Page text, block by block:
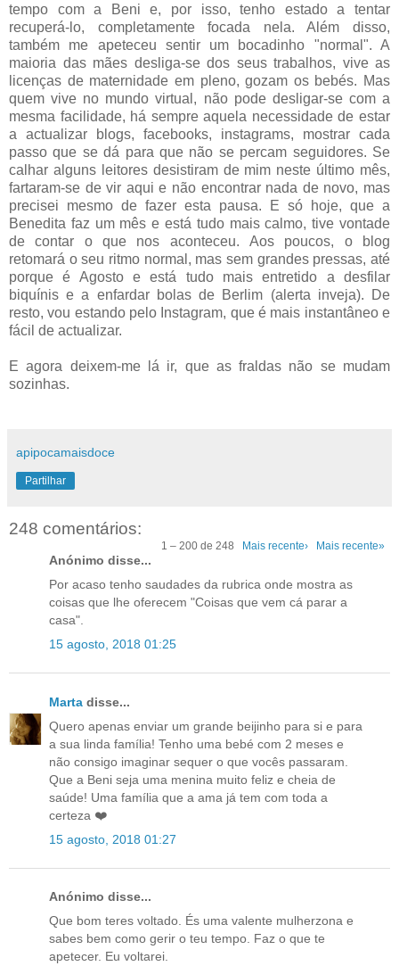
tempo com a Beni e, por isso, tenho estado a tentar
recuperá-lo, completamente focada nela. Além disso,
também me apeteceu sentir um bocadinho "normal". A
maioria das mães desliga-se dos seus trabalhos, vive as
licenças de maternidade em pleno, gozam os bebés. Mas
quem vive no mundo virtual, não pode desligar-se com a
mesma facilidade, há sempre aquela necessidade de estar
a actualizar blogs, facebooks, instagrams, mostrar cada
passo que se dá para que não se percam seguidores. Se
calhar alguns leitores desistiram de mim neste último mês,
fartaram-se de vir aqui e não encontrar nada de novo, mas
precisei mesmo de fazer esta pausa. E só hoje, que a
Benedita faz um mês e está tudo mais calmo, tive vontade
de contar o que nos aconteceu. Aos poucos, o blog
retomará o seu ritmo normal, mas sem grandes pressas, até
porque é Agosto e está tudo mais entretido a desfilar
biquínis e a enfardar bolas de Berlim (alerta inveja). De
resto, vou estando pelo Instagram, que é mais instantâneo e
fácil de actualizar.
E agora deixem-me lá ir, que as fraldas não se mudam
sozinhas.
apipocamaisdoce
Partilhar
248 comentários:
1 – 200 de 248 Mais recente› Mais recente»
Anónimo disse...
Por acaso tenho saudades da rubrica onde mostra as
coisas que lhe oferecem "Coisas que vem cá parar a
casa".
15 agosto, 2018 01:25
Marta disse...
Quero apenas enviar um grande beijinho para si e para
a sua linda família! Tenho uma bebé com 2 meses e
não consigo imaginar sequer o que vocês passaram.
Que a Beni seja uma menina muito feliz e cheia de
saúde! Uma família que a ama já tem com toda a
certeza ❤️
15 agosto, 2018 01:27
Anónimo disse...
Que bom teres voltado. És uma valente mulherzona e
sabes bem como gerir o teu tempo. Faz o que te
apetecer. Eu voltarei.